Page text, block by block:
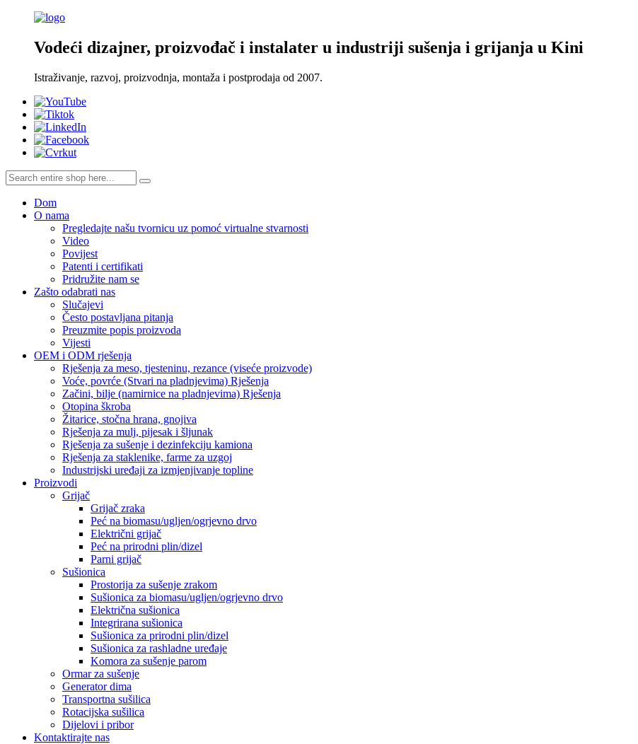
Vodeći dizajner, proizvođač i instalater u industriji sušenja i grijanja u Kini
Istraživanje, razvoj, proizvodnja, montaža i postprodaja od 2007.
Dom
O nama
Pregledajte našu tvornicu uz pomoć virtualne stvarnosti
Video
Povijest
Patenti i certifikati
Pridružite nam se
Zašto odabrati nas
Slučajevi
Često postavljana pitanja
Preuzmite popis proizvoda
Vijesti
OEM i ODM rješenja
Rješenja za meso, tjesteninu, rezance (viseće proizvode)
Voće, povrće (Stvari na pladnjevima) Rješenja
Začini, bilje (namirnice na pladnjevima) Rješenja
Otopina škroba
Žitarice, stočna hrana, gnojiva
Rješenja za mulj, pijesak i šljunak
Rješenja za sušenje i dezinfekciju kamiona
Rješenja za staklenike, farme za uzgoj
Industrijski uređaji za izmjenjivanje topline
Proizvodi
Grijač
Grijač zraka
Peć na biomasu/ugljen/ogrjevno drvo
Električni grijač
Peć na prirodni plin/dizel
Parni grijač
Sušionica
Prostorija za sušenje zrakom
Sušionica za biomasu/ugljen/ogrjevno drvo
Električna sušionica
Integrirana sušionica
Sušionica za prirodni plin/dizel
Sušionica za rashladne uređaje
Komora za sušenje parom
Ormar za sušenje
Generator dima
Transportna sušilica
Rotacijska sušilica
Dijelovi i pribor
Kontaktirajte nas